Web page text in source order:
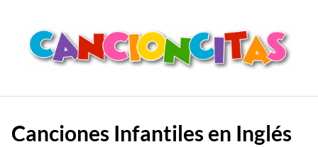
contenido
Canciones Infantiles en Inglés